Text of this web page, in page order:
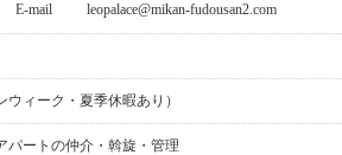
E-mail
leopalace@mikan-fudousan2.com
ィーク・夏季休暇あり）
パートの仲介・斡旋・管理